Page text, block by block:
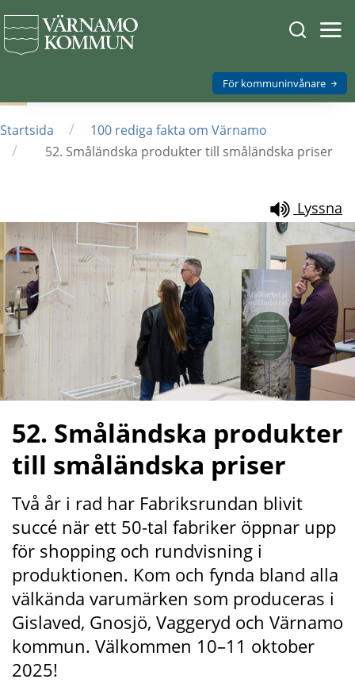
Sök
på
För kommuninvånare
Startsida / 100 rediga fakta om Värnamo
/ 52. Småländska produkter till småländska priser
Lyssna
52. Småländska produkter
till småländska priser
Två år i rad har Fabriksrundan blivit
succé när ett 50-tal fabriker öppnar upp
för shopping och rundvisning i
produktionen. Kom och fynda bland alla
välkända varumärken som produceras i
Gislaved, Gnosjö, Vaggeryd och Värnamo
kommun. Välkommen 10–11 oktober
2025!